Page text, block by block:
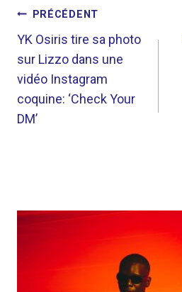
NAVIGATION
DE
L’ARTICLE
PRÉCÉDENT
YK Osiris tire sa photo
sur Lizzo dans une
vidéo Instagram
coquine: ‘Check Your
DM’